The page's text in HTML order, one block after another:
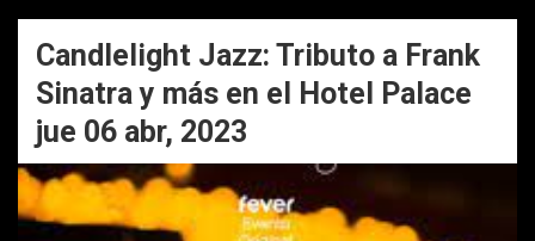
Candlelight Jazz: Tributo a Frank
Sinatra y más en el Hotel Palace
jue 06 abr, 2023